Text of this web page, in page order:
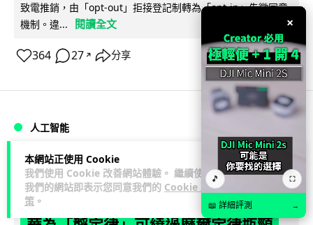
本網站正使用 Cookie
我們使用 Cookie 改善網站體驗。 繼續使用
我們的網站即表示您同意我們的 Cookie 政
策 。
致電推銷，由「opt-out」拒接登記制轉為「opt-in」先徵同意
機制。違...
閱讀全文
364 27 ↗ 分享
人工智能
Lawton 2 日
華為科學家警告 NVIDIA 已近物理極限
×
🎵 ⛶
📖 詳細評測 →